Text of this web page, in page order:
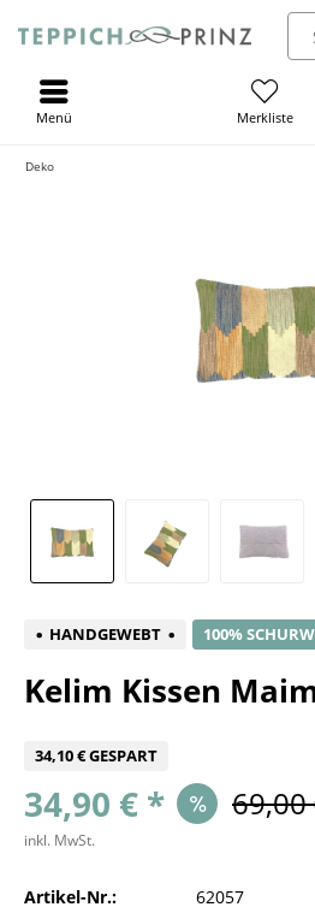
Merkliste
Menü
Deko
HANDGEWEBT 100%
Kelim Kissen
34,10 € GESPART
34,90 € *
inkl. MwSt.
Artikel-Nr.:
62057